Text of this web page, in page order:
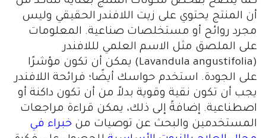
أن المنتج يحتوي على زيت اللافندر الحقيقي وليس
مجرد روائح أو مستخلصات صناعية. المعلومات
على الملصق مثل الاسم العلمي لللافندر
(Lavandula angustifolia) يمكن أن تكون مؤشرًا
على الجودة. استخدم حواسك أيضًا؛ فرائحة اللافندر
يجب أن تكون نقية وقوية بدلاً من أن تكون داكنة أو
اصطناعية. إضافةً إلى ذلك، يمكن قراءة مراجعات
المستخدمين والبحث عن توصيات من خبراء في